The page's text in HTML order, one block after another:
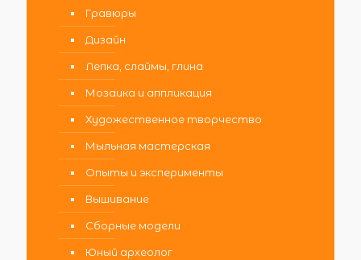
Гравюры
Дизайн
Лепка, слаймы, глина
Мозаика и аппликация
Художественное творчество
Мыльная мастерская
Опыты и эксперименты
Вышивание
Сборные модели
Юный археолог